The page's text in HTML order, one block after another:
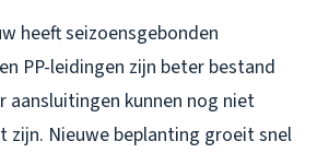
heeft seizoensgebonden
PP-leidingen zijn beter bestand
aansluitingen kunnen nog niet
zijn. Nieuwe beplanting groeit snel